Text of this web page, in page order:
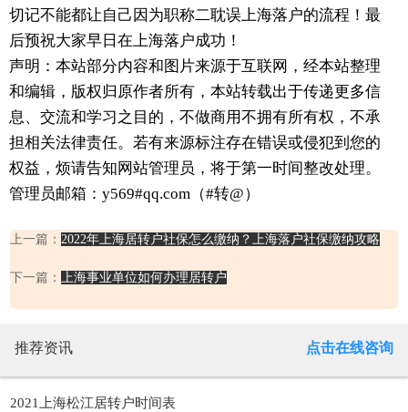
切记不能都让自己因为职称二耽误上海落户的流程！最
后预祝大家早日在上海落户成功！
声明：本站部分内容和图片来源于互联网，经本站整理
和编辑，版权归原作者所有，本站转载出于传递更多信
息、交流和学习之目的，不做商用不拥有所有权，不承
担相关法律责任。若有来源标注存在错误或侵犯到您的
权益，烦请告知网站管理员，将于第一时间整改处理。
管理员邮箱：y569#qq.com（#转@）
上一篇： 2022年上海居转户社保怎么缴纳？上海落户社保缴纳攻略
下一篇： 上海事业单位如何办理居转户
推荐资讯 点击在线咨询
2021上海松江居转户时间表